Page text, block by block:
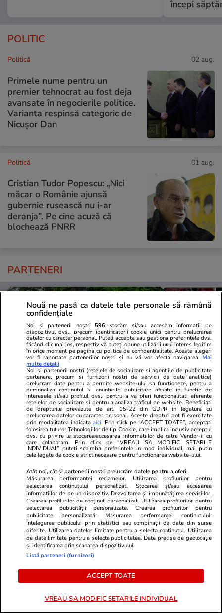
începi
POLITIC
Politică 02 aug.
Primele nume pentru un
premier tehnocrat au fost deja
avansate în negocierile politice.
Varianta respinsă categoric de
Nicușor Dan
Politică 01 aug.
Cristian Tudor Popescu: „Nici
măcar o Românie ajunsă
gubernie rusească nu i-ar
deranja”. Pe cine acuză că
blochează PNRR
PARTENERI
ZiaruldeIasi.ro
Motivul interesant pentru care o
elevă din rural cu o medie de top
la Evaluarea Națională a ales un
liceu tehnologic. „Este o
nebuloasă și pentru noi”
Fanatik.ro
FCSB și U
la UEFA
șase
ULTIMELE ȘTIRI
Fotbal 02 aug.
Superliga: Rapid, victorie clară cu CFR Cluj în
derby-ul din Giulești, 3-1. Elevii lui Daniel
Gianni Infantino caută sprijin în tabăra lui
Nouă ne pasă ca datele tale personale să rămână
confidențiale
Noi și partenerii noștri 596 stocăm și/sau accesăm informații pe
dispozitivul dvs., precum identificatorii cookie unici pentru prelucrarea
datelor cu caracter personal. Puteți accepta sau gestiona preferințele dvs.
făcând clic mai jos, respectiv vă puteți opune utilizării unui interes legitim
în orice moment pe pagina cu politica de confidențialitate. Aceste alegeri
vor fi raportate partenerilor noștri și nu vă vor afecta navigarea. Mai
multe detalii
Noi si partenerii nostri (retelele de socializare si agentiile de publicitate
partenere, precum si furnizorii nostri de servicii de date analitice)
prelucram date pentru a permite website-ului sa functioneze, pentru a
personaliza continutul si anunturile publicitare afisate in functie de
interesele si/sau profilul dvs., pentru a va oferi functionalitati aferente
retelelor de socializare si pentru a analiza traficul pe website. Beneficiati
de drepturile prevazute de art. 15-22 din GDPR in legatura cu
prelucrarea datelor cu caracter personal. Aceste drepturi pot fi exercitate
prin modalitatea indicataaici. Prin click pe “ACCEPT TOATE”, acceptati
folosirea tuturor Tehnologiilor de tip Cookie, care implica inclusiv acceptul
dvs. cu privire la stocarea/accesarea informatiilor de catre Vendor-ii cu
care colaboram. Prin click pe “VREAU SA MODIFIC SETARILE
INDIVIDUAL” puteti schimba preferintele in mod individual, mai putin
cele legate de cookie strict necesare pentru functionarea website-ului.
Atât noi, cât și partenerii noștri prelucrăm datele pentru a oferi:
Măsurarea performanței reclamelor. Utilizarea profilurilor pentru
selectarea conținutului personalizat. Stocarea și/sau accesarea
informațiilor de pe un dispozitiv. Dezvoltarea și îmbunătățirea serviciilor.
Crearea profilurilor de conținut personalizat. Utilizarea profilurilor pentru
selectarea publicității personalizate. Crearea profilurilor pentru
publicitate personalizată. Măsurarea performanței conținutului.
Înțelegerea publicului prin statistici sau combinații de date din surse
diferite. Utilizarea datelor limitate pentru a selecta conținutul. Utilizarea
de date limitate pentru a selecta publicitatea. Date precise de geolocație
și identificarea prin scanarea dispozitivului.
Listă parteneri (furnizori)
ACCEPT TOATE
VREAU SA MODIFIC SETARILE INDIVIDUAL